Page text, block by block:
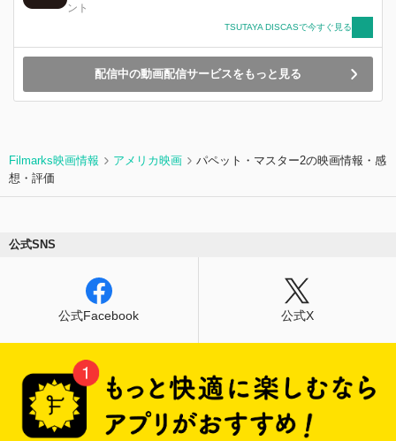
ント
TSUTAYA DISCASで今すぐ見る
配信中の動画配信サービスをもっと見る
Filmarks映画情報 アメリカ映画
パペット・マスター2の映画情報・感
想・評価
公式SNS
公式Facebook 公式X